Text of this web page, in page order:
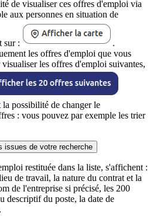
de visualiser ces offres d'emploi via
aux personnes en situation de
sur :
.
les offres d'emploi que vous
les offres d'emploi suivantes,
la possibilité de changer le
: vous pouvez par exemple les trier
issues de votre recherche
restituée dans la liste, s'affichent :
de travail, la nature du contrat et la
de l'entreprise si précisé, les 200
descriptif du poste, la date de